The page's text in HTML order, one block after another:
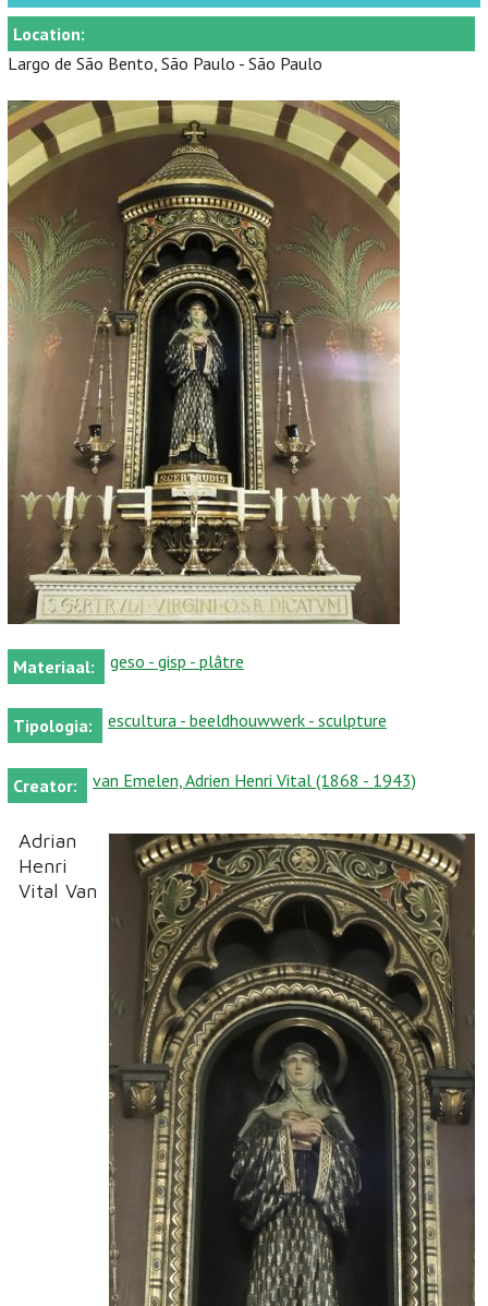
Location:
Largo de São Bento, São Paulo - São Paulo
Materiaal: geso - gisp - plâtre
Tipologia: escultura - beeldhouwwerk - sculpture
Creator: van Emelen, Adrien Henri Vital (1868 - 1943)
Adrian
Henri
Vital Van